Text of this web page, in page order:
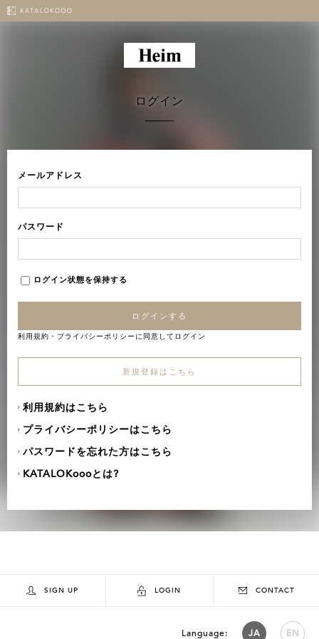
ログイン
メールアドレス
パスワード
ログイン状態を保持する
ログインする
利用規約 ・ プライバシーポリシー に同意してログイン
新規登録はこちら
利用規約はこちら
プライバシーポリシーはこちら
パスワードを忘れた方はこちら
KATALOKoooとは?
SIGN UP LOGIN CONTACT
Language: JA EN